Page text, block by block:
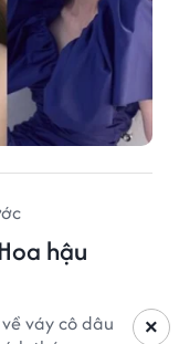
hậu
váy cô dâu
×